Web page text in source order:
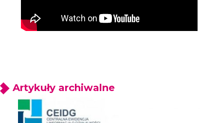
Artykuły archiwalne